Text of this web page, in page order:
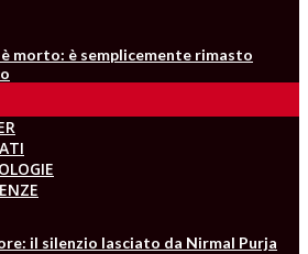
è morto: è semplicemente rimasto
il silenzio lasciato da Nirmal Purja